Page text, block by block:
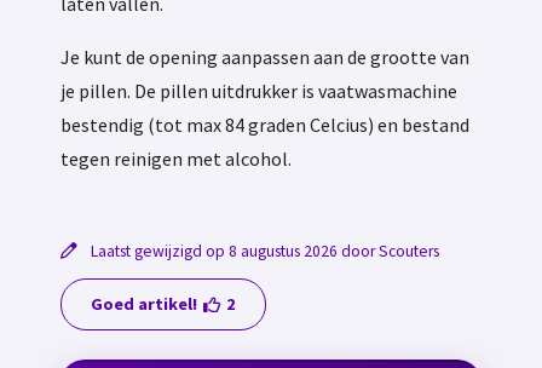
Je kunt de opening aanpassen aan de grootte van
je pillen. De pillen uitdrukker is vaatwasmachine
bestendig (tot max 84 graden Celcius) en bestand
tegen reinigen met alcohol.
Laatst gewijzigd op 8 augustus 2026 door Scouters
Goed artikel! 2